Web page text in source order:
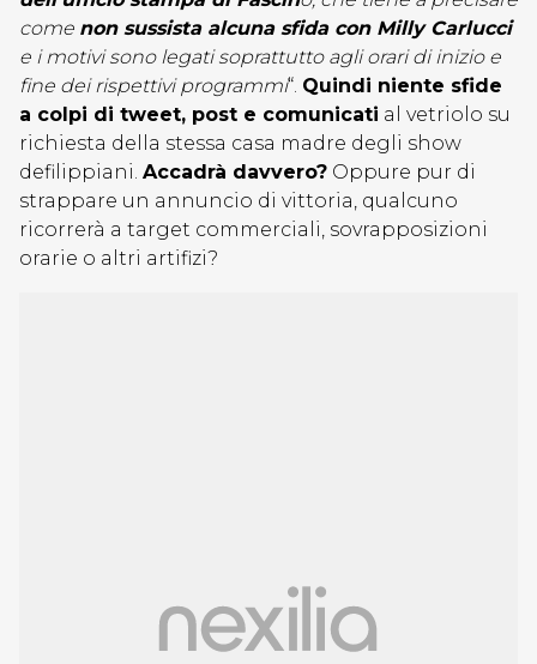
come non sussista alcuna sfida con Milly Carlucci
e i motivi sono legati soprattutto agli orari di inizio e
fine dei rispettivi programmi“. Quindi niente sfide
a colpi di tweet, post e comunicati al vetriolo su
richiesta della stessa casa madre degli show
defilippiani. Accadrà davvero? Oppure pur di
strappare un annuncio di vittoria, qualcuno
ricorrerà a target commerciali, sovrapposizioni
orarie o altri artifizi?